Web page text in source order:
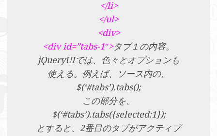
</li>
</ul>
<div>
<div id=”tabs-1″>タブ１の内容。
jQueryUIでは、色々とオプションも
使える。例えば、ソース内の、
$(‘#tabs’).tabs();
この部分を、
$(‘#tabs’).tabs({selected:1});
とすると、2番目のタブがアクティブ